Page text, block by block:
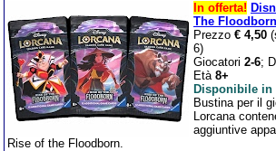
In offerta!
The
Prezzo € 4,50
6)
Giocatori 2-6;
Età 8+
Disponibile in
Bustina per il
Lorcana
aggiuntive
Rise of the Floodborn.